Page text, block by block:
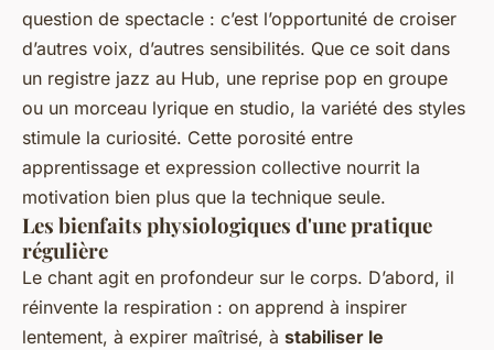
question de spectacle : c’est l’opportunité de croiser
d’autres voix, d’autres sensibilités. Que ce soit dans
un registre jazz au Hub, une reprise pop en groupe
ou un morceau lyrique en studio, la variété des styles
stimule la curiosité. Cette porosité entre
apprentissage et expression collective nourrit la
motivation bien plus que la technique seule.
Les bienfaits physiologiques d'une pratique
régulière
Le chant agit en profondeur sur le corps. D’abord, il
réinvente la respiration : on apprend à inspirer
lentement, à expirer maîtrisé, à stabiliser le